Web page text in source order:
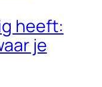
heeft:
je